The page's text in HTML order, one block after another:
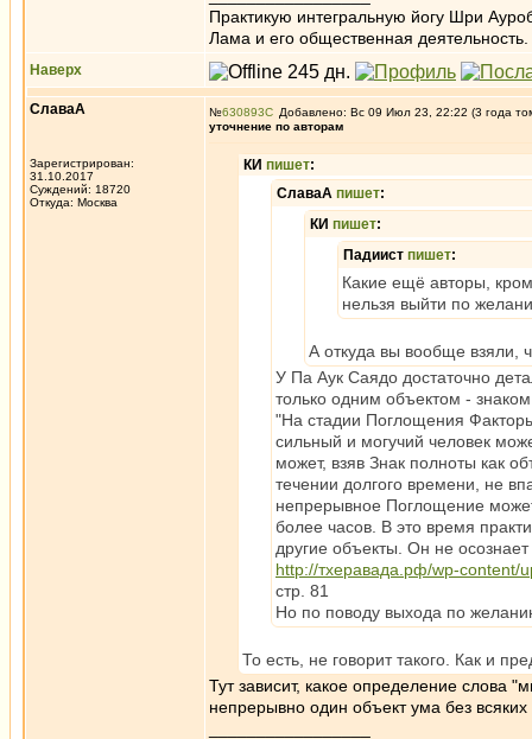
Практикую интегральную йогу Шри
Лама и его общественная деятельность.
Наверх
СлаваА
Зарегистрирован:
31.10.2017
Суждений: 18720
Откуда: Москва
№630893
Добавлено: Вс 09 Июл 23, 22:22 (3 года
уточнение по авторам
КИ пишет:
СлаваА пишет:
КИ пишет:
Падиист пишет:
Какие ещё авторы,
нельзя выйти по
А откуда вы вообще взяли,
У Па Аук Саядо достаточно
только одним объектом -
"На стадии Поглощения
сильный и могучий человек
может, взяв Знак полноты как
течении долгого времени, не
непрерывное Поглощение
более часов. В это время
другие объекты. Он не
http://тхеравада.рф/wp-content/
стр. 81
Но по поводу выхода по
То есть, не говорит такого. Как и
Тут зависит, какое определение слова
непрерывно один объект ума без